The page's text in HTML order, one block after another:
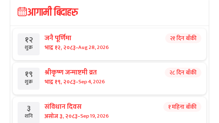
आगामी बिदाहरु
१२
शुक्र
जनै पूर्णिमा
भाद्र १२, २०८३-Aug 28, 2026
२१ दिन बाँकी
१९
शुक्र
श्रीकृष्ण जन्माष्टमी व्रत
भाद्र १९, २०८३-Sep 4, 2026
२८ दिन बाँकी
३
शनि
संविधान दिवस
असोज ३, २०८३-Sep 19, 2026
१ महिना बाँकी